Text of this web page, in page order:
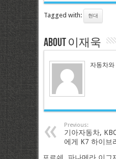
Tagged with: 현대
About 이재욱
자동차
Previous:
기아자동차,
에게 K7 하이브
포르쉐, 파나메라 이그